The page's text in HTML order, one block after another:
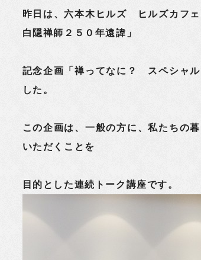
昨日は、六本木ヒルズ ヒルズカフ
白隠禅師２５０年遠諱」
記念企画「禅ってなに？ スペシャ
した。
この企画は、一般の方に、私たちの
いただくことを
目的とした連続トーク講座です。